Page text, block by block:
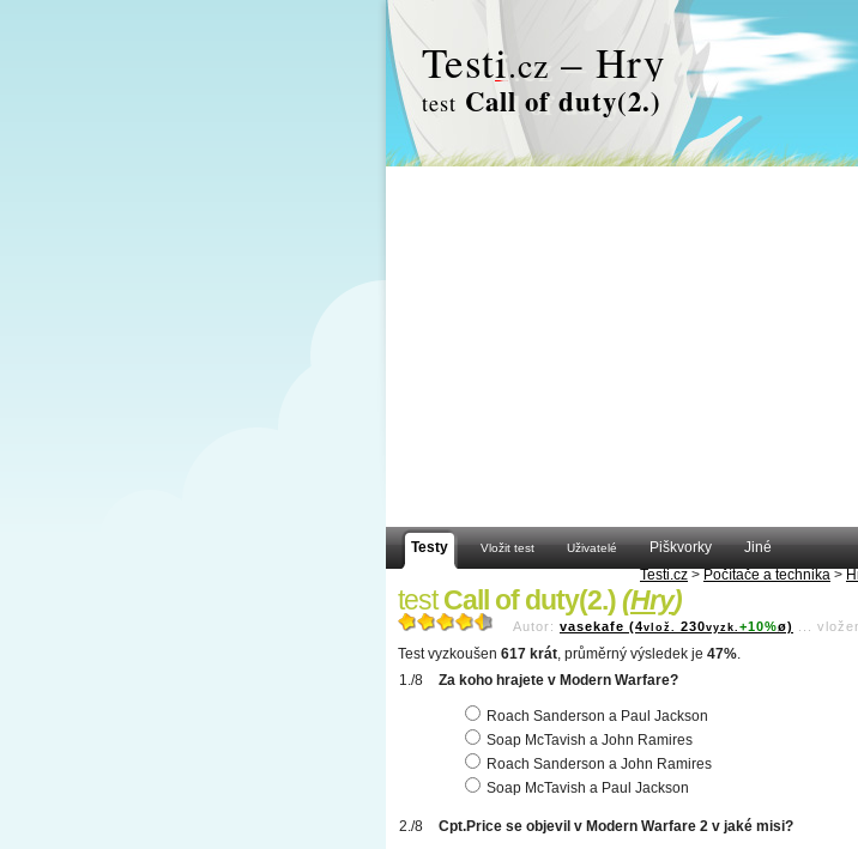
Testi.cz – Hry
test Call of duty(2.)
Testy Vložit test Uživatelé Piškvorky
Jiné
Testi.cz > Počítače a technika >
testCall of duty(2.)(Hry)
Autor: vasekafe (4vlož. 230vyzk. +10%ø)
Test vyzkoušen 617 krát, průměrný výsledek je 47%.
Za koho hrajete v Modern Warfare?
Roach Sanderson a Paul Jackson
Soap McTavish a John Ramires
Roach Sanderson a John Ramires
Soap McTavish a Paul Jackson
Cpt.Price se objevil v Modern Warfare 2 v jaké misi?